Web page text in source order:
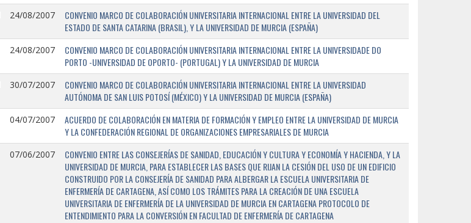
24/08/2007
CONVENIO MARCO DE COLABORACIÓN UNIVERSITARIA INTERNACIONAL ENTRE LA UNIVERSIDAD DEL
ESTADO DE SANTA CATARINA (BRASIL), Y LA UNIVERSIDAD DE MURCIA (ESPAÑA)
24/08/2007
CONVENIO MARCO DE COLABORACIÓN UNIVERSITARIA INTERNACIONAL ENTRE LA UNIVERSIDADE DO
PORTO -UNIVERSIDAD DE OPORTO- (PORTUGAL) Y LA UNIVERSIDAD DE MURCIA
30/07/2007
CONVENIO MARCO DE COLABORACIÓN UNIVERSITARIA INTERNACIONAL ENTRE LA UNIVERSIDAD
AUTÓNOMA DE SAN LUIS POTOSÍ (MÉXICO) Y LA UNIVERSIDAD DE MURCIA (ESPAÑA)
04/07/2007
ACUERDO DE COLABORACIÓN EN MATERIA DE FORMACIÓN Y EMPLEO ENTRE LA UNIVERSIDAD DE MURCIA
Y LA CONFEDERACIÓN REGIONAL DE ORGANIZACIONES EMPRESARIALES DE MURCIA
07/06/2007
CONVENIO ENTRE LAS CONSEJERÍAS DE SANIDAD, EDUCACIÓN Y CULTURA Y ECONOMÍA Y HACIENDA, Y LA
UNIVERSIDAD DE MURCIA, PARA ESTABLECER LAS BASES QUE RIJAN LA CESIÓN DEL USO DE UN EDIFICIO
CONSTRUIDO POR LA CONSEJERÍA DE SANIDAD PARA ALBERGAR LA ESCUELA UNIVERSITARIA DE
ENFERMERÍA DE CARTAGENA, ASÍ COMO LOS TRÁMITES PARA LA CREACIÓN DE UNA ESCUELA
UNIVERSITARIA DE ENFERMERÍA DE LA UNIVERSIDAD DE MURCIA EN CARTAGENA PROTOCOLO DE
ENTENDIMIENTO PARA LA CONVERSIÓN EN FACULTAD DE ENFERMERÍA DE CARTAGENA